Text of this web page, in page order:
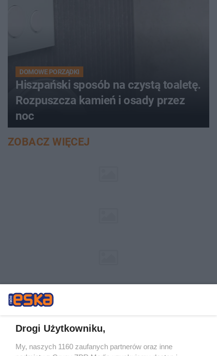
DOMOWE PORZĄDKI
Hiszpański sposób na czystą toaletę.
Rozpuszcza kamień i osady przez
noc
ZOBACZ WIĘCEJ
Drogi Użytkowniku,
My, naszych 1160 zaufanych partnerów oraz inne